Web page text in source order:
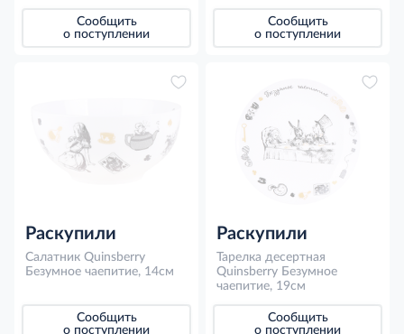
Сообщить
о поступлении
Сообщить
о поступлении
Раскупили
Салатник Quinsberry
Безумное чаепитие, 14см
Сообщить
о поступлении
Раскупили
Тарелка десертная
Quinsberry Безумное
чаепитие, 19см
Сообщить
о поступлении